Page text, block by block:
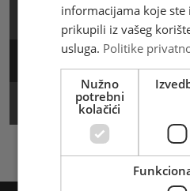
Web brzojav
Pronađi poštanski ured
Pronađi poštanski sandučić
informacijama koje
prikupili iz vašeg
usluga. Politike
Nužno
potrebni
kolačići